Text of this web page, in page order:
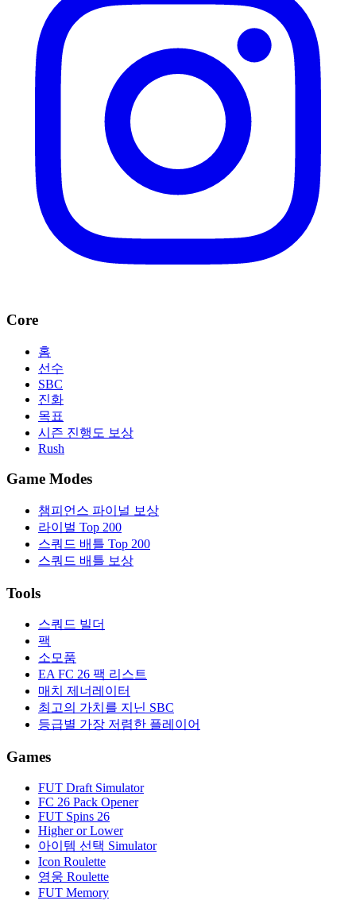
Core
홈
선수
SBC
진화
목표
시즌 진행도 보상
Rush
Game Modes
챔피언스 파이널 보상
라이벌 Top 200
스쿼드 배틀 Top 200
스쿼드 배틀 보상
Tools
스쿼드 빌더
팩
소모품
EA FC 26 팩 리스트
매치 제너레이터
최고의 가치를 지닌 SBC
등급별 가장 저렴한 플레이어
Games
FUT Draft Simulator
FC 26 Pack Opener
FUT Spins 26
Higher or Lower
아이템 선택 Simulator
Icon Roulette
영웅 Roulette
FUT Memory